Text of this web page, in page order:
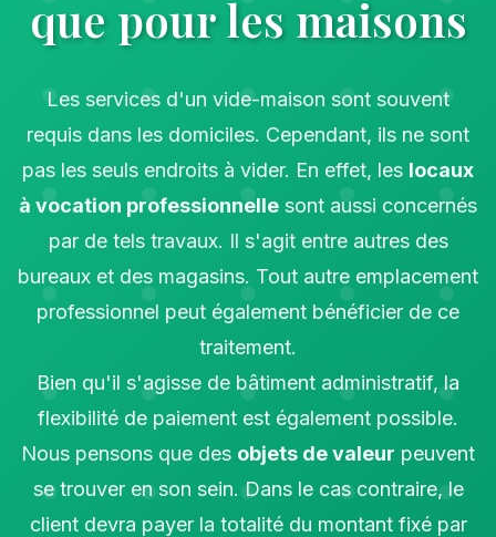
que pour les maisons
Les services d'un vide-maison sont souvent
requis dans les domiciles. Cependant, ils ne sont
pas les seuls endroits à vider. En effet, les locaux
à vocation professionnelle sont aussi concernés
par de tels travaux. Il s'agit entre autres des
bureaux et des magasins. Tout autre emplacement
professionnel peut également bénéficier de ce
traitement.
Bien qu'il s'agisse de bâtiment administratif, la
flexibilité de paiement est également possible.
Nous pensons que des objets de valeur peuvent
se trouver en son sein. Dans le cas contraire, le
client devra payer la totalité du montant fixé par